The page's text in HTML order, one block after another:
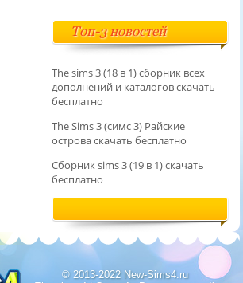
Топ-3 новостей
The sims 3 (18 в 1) сборник всех
дополнений и каталогов скачать
бесплатно
The Sims 3 (симс 3) Райские
острова скачать бесплатно
Сборник sims 3 (19 в 1) скачать
бесплатно
© 2013-2022 New-Sims4.ru
общий аккаунт
общий аккаунт.